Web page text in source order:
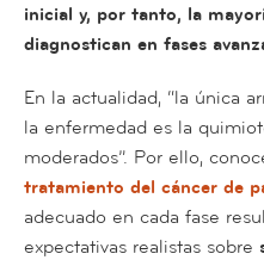
inicial y, por tanto, la
diagnostican en fases
En la actualidad, “la única
la enfermedad es la
moderados”. Por ello,
tratamiento del cáncer de
adecuado en cada fase
expectativas realistas sobre